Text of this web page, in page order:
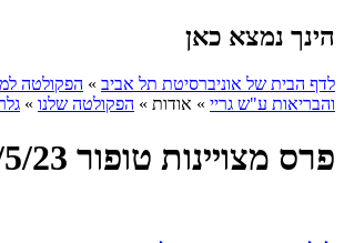
הינך נמצא כאן
לדף הבית של אוניברסיטת תל אביב » הפקולטה
והבריאות ע"ש גריי » אודות » הפקולטה שלנו »
פרס מצויינות טופור 15/5/23